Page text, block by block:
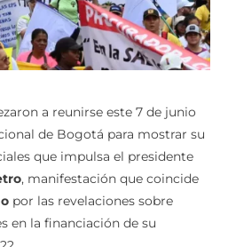
a reunirse este 7 de junio
de Bogotá para mostrar su
que impulsa el presidente
, manifestación que coincide
por las revelaciones sobre
en la financiación de su